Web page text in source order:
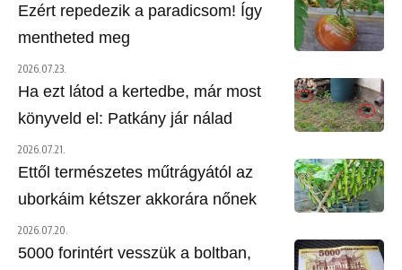
Ezért repedezik a paradicsom! Így
mentheted meg
2026.07.23.
Ha ezt látod a kertedbe, már most
könyveld el: Patkány jár nálad
2026.07.21.
Ettől természetes műtrágyától az
uborkáim kétszer akkorára nőnek
2026.07.20.
5000 forintért vesszük a boltban,